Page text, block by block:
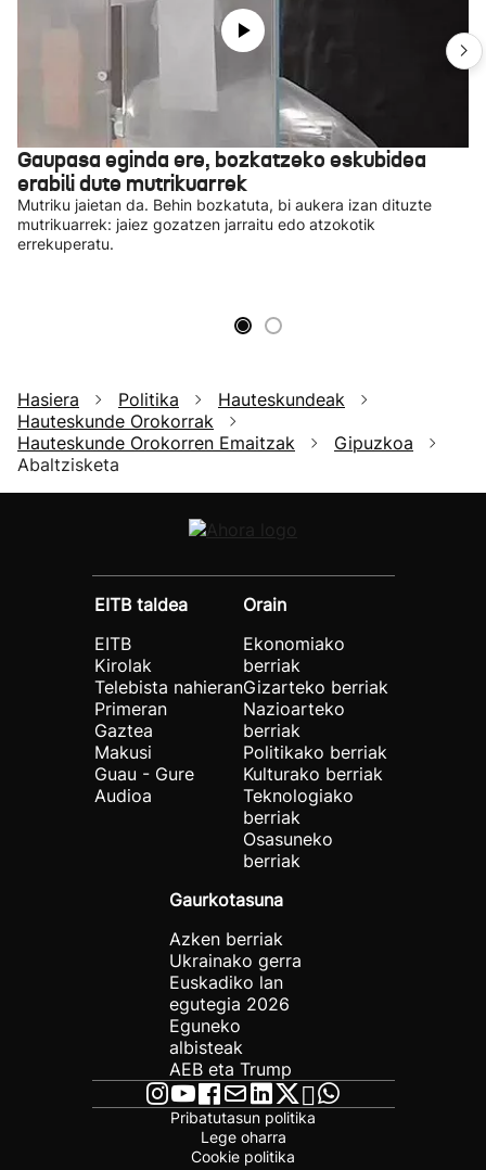
Gaupasa eginda ere, bozkatzeko eskubidea
erabili dute mutrikuarrek
Mutriku jaietan da. Behin bozkatuta, bi aukera izan dituzte
mutrikuarrek: jaiez gozatzen jarraitu edo atzokotik
errekuperatu.
Hasiera Politika
Hauteskundeak
Hauteskunde Orokorrak
Hauteskunde Orokorren Emaitzak
Gipuzkoa
Abaltzisketa
EITB taldea
EITB
Kirolak
Telebista nahieran
Primeran
Gaztea
Makusi
Guau - Gure
Audioa
Orain
Ekonomiako
berriak
Gizarteko berriak
Nazioarteko
berriak
Politikako berriak
Kulturako berriak
Teknologiako
berriak
Osasuneko
berriak
Gaurkotasuna
Azken berriak
Ukrainako gerra
Euskadiko lan
egutegia 2026
Eguneko
albisteak
AEB eta Trump
Pribatutasun politika
Lege oharra
Cookie politika